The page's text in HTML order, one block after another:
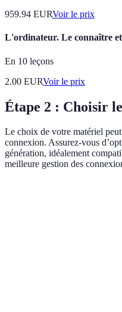
959.94 EURVoir le prix
L'ordinateur. Le connaître
En 10 leçons
2.00 EURVoir le prix
Étape 2 : Choisir
Le choix de votre matériel
connexion. Assurez-vous
génération, idéalement
meilleure gestion des